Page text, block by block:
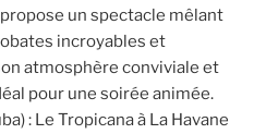
un spectacle mêlant
incroyables et
atmosphère conviviale et
pour une soirée animée.
: Le Tropicana à La Havane